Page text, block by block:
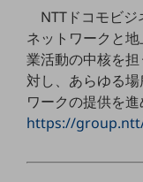
おすすめの機種、料金やサー
製品TOP
ビジネス向けスマートフ
タフネススマートフォン
NTTドコモビ
ネットワークと
業活動の中核を
対し、あらゆる
ワークの提供を進
https://